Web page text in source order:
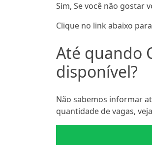
Sim, Se você não gostar
Clique no link abaixo
Até quando
disponível?
Não sabemos informar
quantidade de vagas,